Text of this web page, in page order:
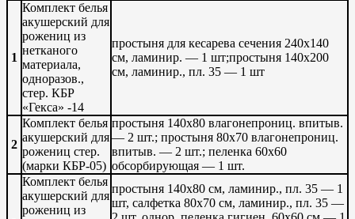
1
Комплект белья
акушерский для
рожениц из
нетканого
материала,
одноразов.,
стер. КБР
«Гекса» -14
простыня для кесарева сечения 240х140
см, ламинир. — 1 шт;простыня 140х200
см, ламинир., пл. 35 — 1 шт
2
Комплект белья
акушерский для
рожениц стер.
(марки КБР-05)
простыня 140х80 влагонепрониц. впитыв.
— 2 шт.; простыня 80х70 влагонепрониц.
впитыв. — 2 шт.; пеленка 60х60
обсорбирующая — 1 шт.
Комплект белья
акушерский для
рожениц из
простыня 140х80 см, ламинир., пл. 35 — 1
шт, салфетка 80х70 см, ламинир., пл. 35 —